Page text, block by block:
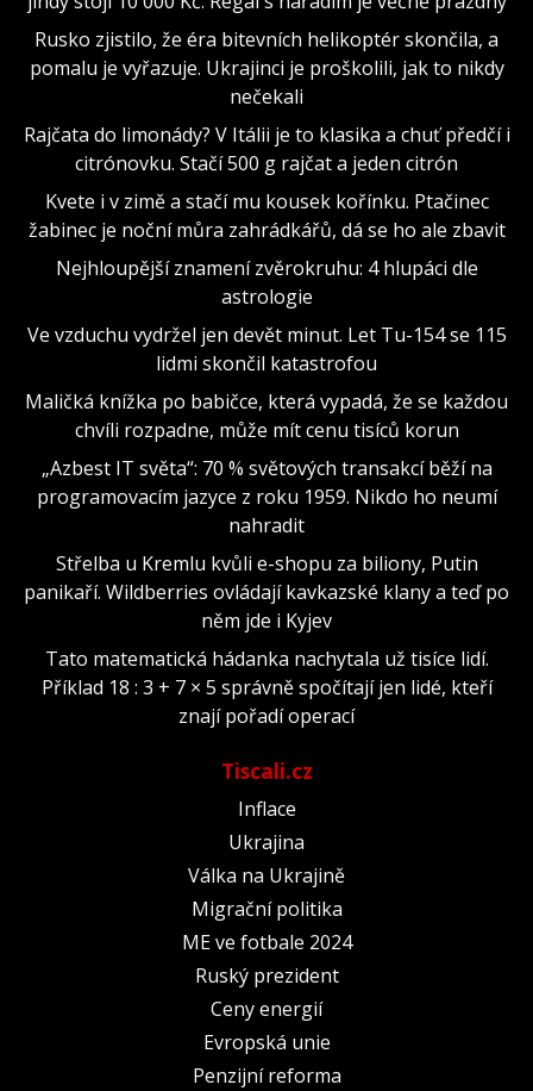
Rusko zjistilo, že éra bitevních helikoptér skončila, a
pomalu je vyřazuje. Ukrajinci je proškolili, jak to nikdy
nečekali
Rajčata do limonády? V Itálii je to klasika a chuť předčí i
citrónovku. Stačí 500 g rajčat a jeden citrón
Kvete i v zimě a stačí mu kousek kořínku. Ptačinec
žabinec je noční můra zahrádkářů, dá se ho ale zbavit
Nejhloupější znamení zvěrokruhu: 4 hlupáci dle
astrologie
Ve vzduchu vydržel jen devět minut. Let Tu-154 se 115
lidmi skončil katastrofou
Maličká knížka po babičce, která vypadá, že se každou
chvíli rozpadne, může mít cenu tisíců korun
„Azbest IT světa“: 70 % světových transakcí běží na
programovacím jazyce z roku 1959. Nikdo ho neumí
nahradit
Střelba u Kremlu kvůli e-shopu za biliony, Putin
panikaří. Wildberries ovládají kavkazské klany a teď po
něm jde i Kyjev
Tato matematická hádanka nachytala už tisíce lidí.
Příklad 18 : 3 + 7 × 5 správně spočítají jen lidé, kteří
znají pořadí operací
Tiscali.cz
Inflace
Ukrajina
Válka na Ukrajině
Migrační politika
ME ve fotbale 2024
Ruský prezident
Ceny energií
Evropská unie
Penzijní reforma